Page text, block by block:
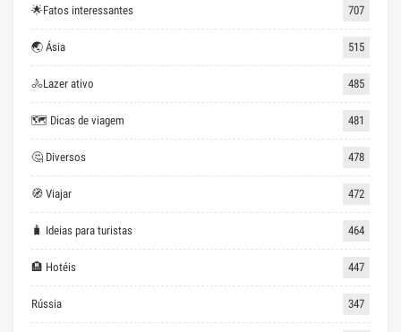
🌟Fatos interessantes 707
🌏 Ásia 515
🚴Lazer ativo 485
🗺 Dicas de viagem 481
🤔 Diversos 478
🧭 Viajar 472
🧳 Ideias para turistas 464
🏨 Hotéis 447
Rússia 347